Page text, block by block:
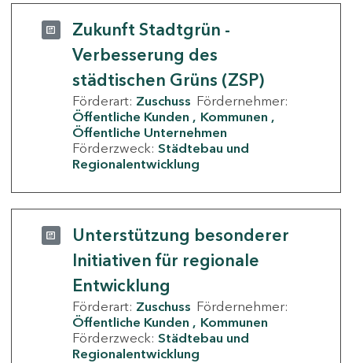
Zukunft Stadtgrün -
Verbesserung des
städtischen Grüns (ZSP)
Förderart: Zuschuss Fördernehmer:
Öffentliche Kunden
Kommunen
Öffentliche Unternehmen
Förderzweck: Städtebau und
Regionalentwicklung
Unterstützung besonderer
Initiativen für regionale
Entwicklung
Förderart: Zuschuss Fördernehmer:
Öffentliche Kunden
Kommunen
Förderzweck: Städtebau und
Regionalentwicklung